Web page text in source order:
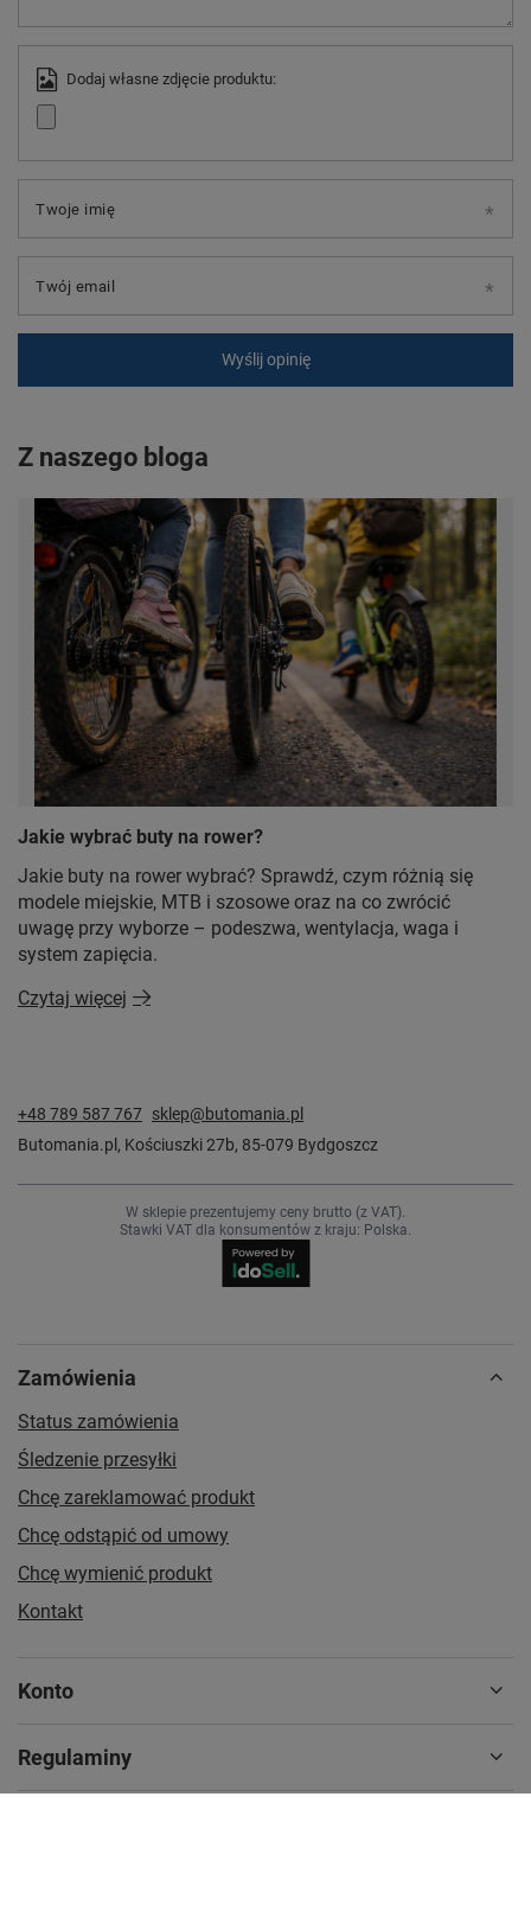
Dodaj własne zdjęcie produktu:
Twoje imię
Twój email
Wyślij opinię
Z naszego bloga
Jakie wybrać buty na rower?
Jakie buty na rower wybrać? Sprawdź, czym różnią się
modele miejskie, MTB i szosowe oraz na co zwrócić
uwagę przy wyborze – podeszwa, wentylacja, waga i
system zapięcia.
Czytaj więcej
+48 789 587 767 sklep@butomania.pl
Butomania.pl , Kościuszki 27b, 85-079 Bydgoszcz
W sklepie prezentujemy ceny brutto (z VAT).
Stawki VAT dla konsumentów z kraju: Polska.
Zamówienia
Status zamówienia
Śledzenie przesyłki
Chcę zareklamować produkt
Chcę odstąpić od umowy
Chcę wymienić produkt
Kontakt
Konto
Regulaminy